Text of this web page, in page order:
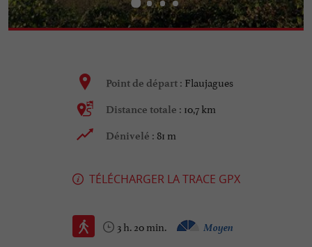
Point de départ : Flaujagues
Distance totale : 10,7 km
Dénivelé : 81 m
TÉLÉCHARGER LA TRACE GPX
3 h. 20 min. Moyen